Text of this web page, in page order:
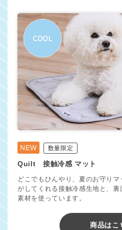
NEW 数量限定
Quilt 接触冷感 マット
どこでもひんやり、夏のお守り
がしてくれる接触冷感生地と、裏
素材を使っています。
商品はこ